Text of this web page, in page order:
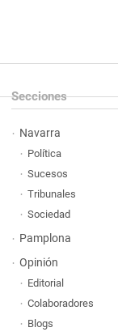
Secciones
Navarra
Política
Sucesos
Tribunales
Sociedad
Pamplona
Opinión
Editorial
Colaboradores
Blogs